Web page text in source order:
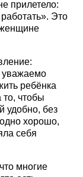
прилетело:
Это
женщине
уважаемо
ребёнка
то, чтобы
удобно, без
хорошо,
себя
многие